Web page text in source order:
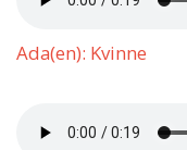
Ada(en): Kvinne